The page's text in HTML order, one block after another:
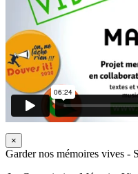
×
Garder nos mémoires vives -